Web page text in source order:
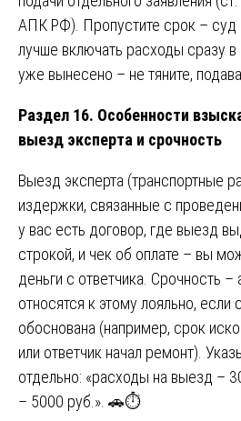
АПК РФ). Пропустите срок – суд
лучше включать расходы сразу
уже вынесено – не тяните,
Раздел 16. Особенности
выезд эксперта и срочность
Выезд эксперта (транспортные
издержки, связанные с
у вас есть договор, где выезд
строкой, и чек об оплате – вы
деньги с ответчика. Срочность –
относятся к этому лояльно, если
обоснована (например, срок
или ответчик начал ремонт).
отдельно: «расходы на выезд –
– 5000 руб.». 🚗⏱️